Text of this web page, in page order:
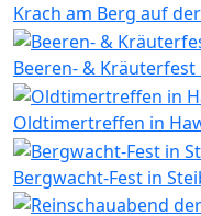
Krach am Berg auf
Beeren- &
Oldtimertreffen in
Bergwacht-Fest in